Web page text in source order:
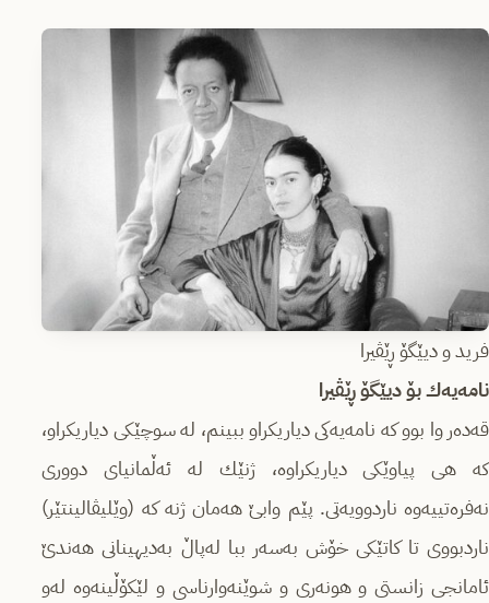
فرید و دیێگۆ ڕێڤیرا
نامەیەك بۆ دیێگۆ ڕێڤیرا
قەدەر وا بوو كە نامەیەكی دیاریكراو ببینم، لە سوچێكی دیاریكراو،
كە هی پیاوێكی دیاریكراوە، ژنێك لە ئەڵمانیای دووری
نەفرەتییەوە ناردوویەتی. پێم وابێ‌ هەمان ژنە كە (وێلیڤالینتێر)
ناردبووی تا كاتێكی خۆش بەسەر ببا لەپاڵ بەدیهینانی هەندێ‌
ئامانجی زانستی و هونەری و شوێنەوارناسی و لێكۆڵینەوە لەو